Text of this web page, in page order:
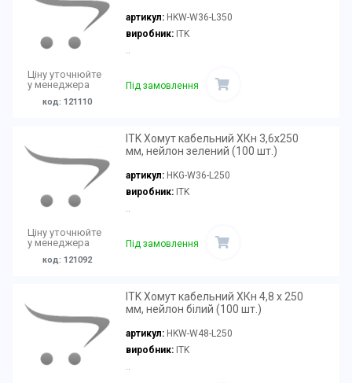
Ціну уточнюйте
у менеджера
код: 121110
артикул: HKW-W36-L350
виробник:ITK
..
Під замовлення
Ціну уточнюйте
у менеджера
код: 121092
ITK Хомут кабельний ХКн 3,6х250
мм, нейлон зелений (100 шт.)
артикул: HKG-W36-L250
виробник:ITK
..
Під замовлення
ITK Хомут кабельний ХКн 4,8 х 250
мм, нейлон білий (100 шт.)
артикул: HKW-W48-L250
виробник:ITK
..